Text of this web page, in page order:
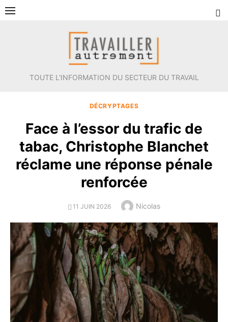
Aller
TOUTE L'INFORMATION DU SECTEUR DU TRAVAIL
DÉCRYPTAGES
Face à l’essor du trafic de
tabac, Christophe Blanchet
réclame une réponse pénale
renforcée
POSTED
11 JUIN 2026 Author
Nicolas